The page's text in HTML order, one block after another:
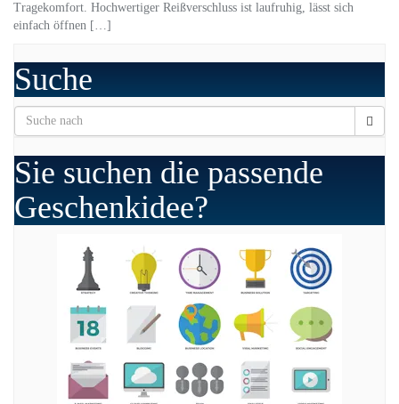
Tragekomfort. Hochwertiger Reißverschluss ist laufruhig, lässt sich
einfach öffnen […]
Suche
Sie suchen die passende
Geschenkidee?